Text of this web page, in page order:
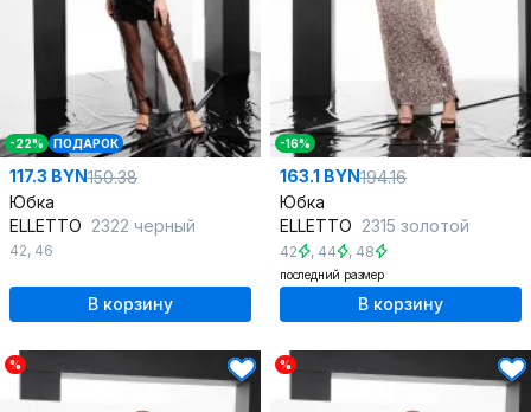
-22% ПОДАРОК
117.3 BYN150.38
Юбка
ELLETTO 2322 черный
42, 46
В корзину
-16%
163.1 BYN194.16
Юбка
ELLETTO 2315 золотой
42 , 44 , 48
последний размер
В корзину
% %